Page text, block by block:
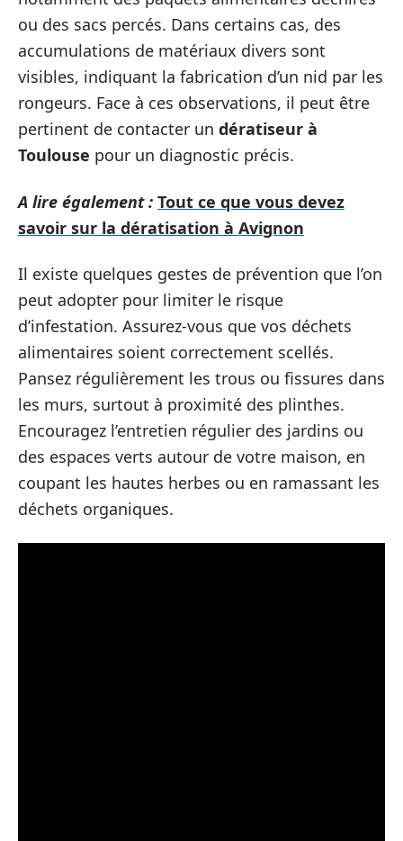
ou des sacs percés. Dans certains cas, des
accumulations de matériaux divers sont
visibles, indiquant la fabrication d’un nid par les
rongeurs. Face à ces observations, il peut être
pertinent de contacter un dératiseur à
Toulouse pour un diagnostic précis.
A lire également : Tout ce que vous devez
savoir sur la dératisation à Avignon
Il existe quelques gestes de prévention que l’on
peut adopter pour limiter le risque
d’infestation. Assurez-vous que vos déchets
alimentaires soient correctement scellés.
Pansez régulièrement les trous ou fissures dans
les murs, surtout à proximité des plinthes.
Encouragez l’entretien régulier des jardins ou
des espaces verts autour de votre maison, en
coupant les hautes herbes ou en ramassant les
déchets organiques.